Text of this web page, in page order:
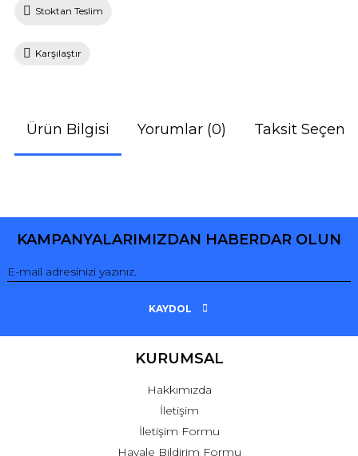
Stoktan Teslim
Karşılaştır
Ürün Bilgisi Yorumlar (0) Taksit
KAMPANYALARIMIZDAN HABERDAR OLUN
KAYDOL
KURUMSAL
Hakkımızda
İletişim
İletişim Formu
Havale Bildirim Formu